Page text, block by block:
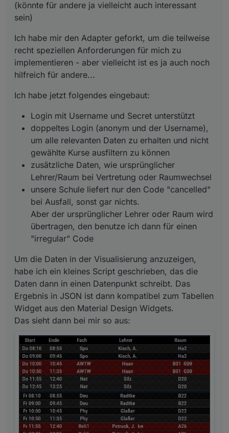
(könnte für andere ja vielleicht auch interessant
sein)
Ich habe mir den Adapter geforkt, um die teilweise
recht speziellen Anforderungen für mich zu
implementieren - aber vielleicht ist es ja auch noch
hilfreich für andere...
Ich habe jetzt folgendes eingebaut:
Login mit Username und Secret unterstützt
doppeltes Login (anonym und der Username),
um alle relevanten Daten zu erhalten und nicht
gewählte Kurse ausfiltern zu können
zusätzliche Daten, wie ursprünglicher
Lehrer/Raum bei Vertretung oder Raumwechsel
unsere Schule liefert nur den Code "cancelled"
bei Ausfall, sonst gar nichts.
Aber der ursprünglicher Lehrer oder Raum wird
übertragen, den benutze ich dann für einen
"irregular" Code
Um die Daten in der Visualisierung anzuzeigen,
habe ich ein kleines Script geschrieben, das die
Daten dann in einen Datenpunkt schreibt. Das
Ergebnis in JSON ist dann kompatibel zum Tabellen
Widget aus den Material Design Widgets.
Das sieht dann bei mir so aus: